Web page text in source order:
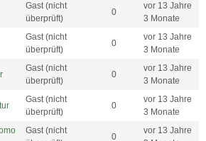
Gast (nicht
überprüft)
0
vor 13 Jahre
3 Monate
Gast (nicht
überprüft)
0
vor 13 Jahre
3 Monate
Gast (nicht
überprüft)
0
vor 13 Jahre
3 Monate
Gast (nicht
überprüft)
0
vor 13 Jahre
3 Monate
Gast (nicht
0
vor 13 Jahre